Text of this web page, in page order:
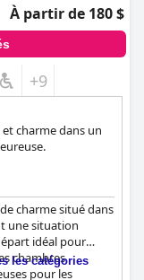
À partir de 180 $
+9
charme dans un
charme situé dans
une situation
idéal pour
chambres
pour les
les catégories